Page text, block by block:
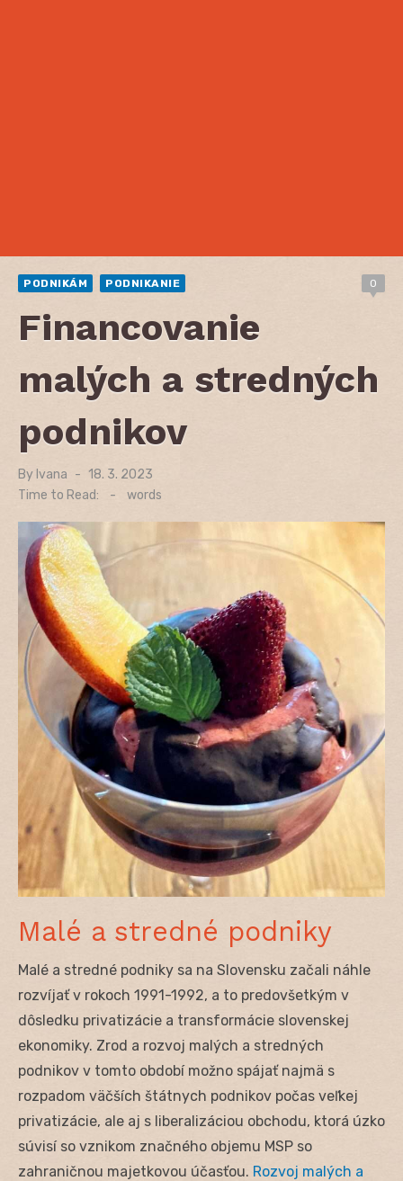
PODNIKÁM PODNIKANIE 0
Financovanie
malých a stredných
podnikov
By Ivana
Posted
on
18. 3. 2023
Time to Read:
- words
Malé a stredné podniky
Malé a stredné podniky sa na Slovensku začali náhle
rozvíjať v rokoch 1991-1992, a to predovšetkým v
dôsledku privatizácie a transformácie slovenskej
ekonomiky. Zrod a rozvoj malých a stredných
podnikov v tomto období možno spájať najmä s
rozpadom väčších štátnych podnikov počas veľkej
privatizácie, ale aj s liberalizáciou obchodu, ktorá úzko
súvisí so vznikom značného objemu MSP so
zahraničnou majetkovou účasťou. Rozvoj malých a